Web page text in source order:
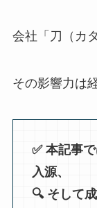
会社「刀（カ
その影響力は
✅️ 本記事
入源、
🔍️ そして